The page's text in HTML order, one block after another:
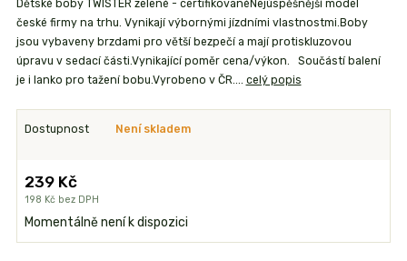
Dětské boby TWISTER zelené - certifikovanéNejúspěšnější model
české firmy na trhu. Vynikají výbornými jízdními vlastnostmi.Boby
jsou vybaveny brzdami pro větší bezpečí a mají protiskluzovou
úpravu v sedací části.Vynikající poměr cena/výkon. Součástí balení
je i lanko pro tažení bobu.Vyrobeno v ČR.... celý popis
Dostupnost Není skladem
239 Kč
198 Kč bez DPH
Momentálně není k dispozici